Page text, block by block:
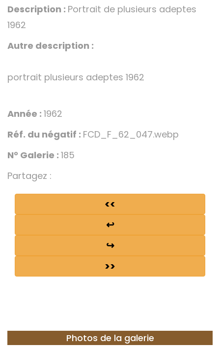
Description : Portrait de plusieurs adeptes
1962
Autre description :
portrait plusieurs adeptes 1962
Année : 1962
Réf. du négatif : FCD_F_62_047.webp
N° Galerie : 185
Partagez :
<<
↩
↪
>>
Photos de la galerie